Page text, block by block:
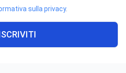
sulla privacy.